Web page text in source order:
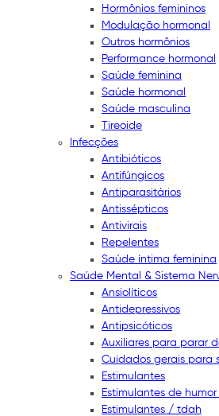
Hormônios femininos
Modulação hormonal
Outros hormônios
Performance hormonal
Saúde feminina
Saúde hormonal
Saúde masculina
Tireoide
Infecções
Antibióticos
Antifúngicos
Antiparasitários
Antissépticos
Antivirais
Repelentes
Saúde íntima feminina
Saúde Mental & Sistema
Ansiolíticos
Antidepressivos
Antipsicóticos
Auxiliares para parar
Cuidados gerais para
Estimulantes
Estimulantes de
Estimulantes / tdah